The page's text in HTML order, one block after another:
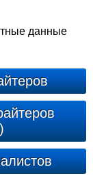
данные